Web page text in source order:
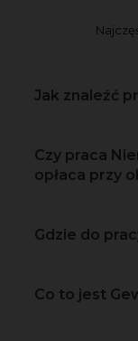
Jak znaleźć
Czy praca
opłaca przy
Gdzie do
Co to jest